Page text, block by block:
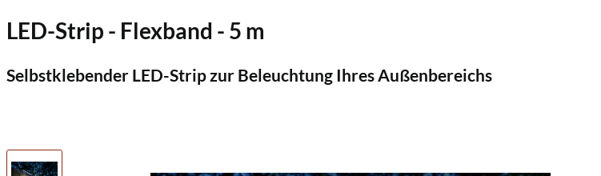
LED-Strip - Flexband - 5 m
Selbstklebender LED-Strip zur Beleuchtung Ihres Außenbereichs